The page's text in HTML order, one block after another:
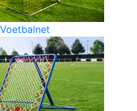
Voetbalnet